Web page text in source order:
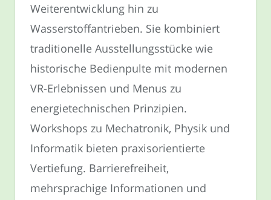
Weiterentwicklung hin zu
Wasserstoffantrieben. Sie kombiniert
traditionelle Ausstellungsstücke wie
historische Bedienpulte mit modernen
VR-Erlebnissen und Menus zu
energietechnischen Prinzipien.
Workshops zu Mechatronik, Physik und
Informatik bieten praxisorientierte
Vertiefung. Barrierefreiheit,
mehrsprachige Informationen und